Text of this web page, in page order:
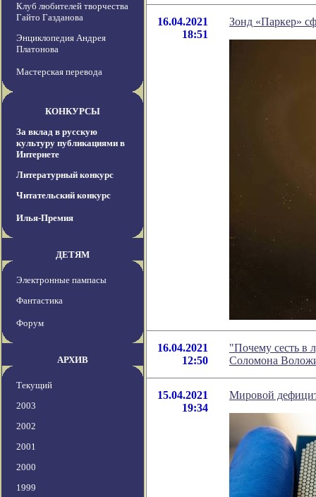
Клуб любителей творчества
Гайто Газданова
Энциклопедия Андрея
Платонова
Мастерская перевода
КОНКУРСЫ
За вклад в русскую
культуру публикациями в
Интернете
Литературный конкурс
Читательский конкурс
Илья-Премия
ДЕТЯМ
Электронные пампасы
Фантастика
Форум
АРХИВ
Текущий
2003
2002
2001
2000
1999
16.04.2021
18:51
Зонд «Паркер»
16.04.2021
12:50
"Почему сесть в
Соломона
15.04.2021
19:34
Мировой